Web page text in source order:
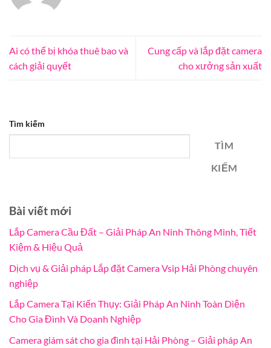
Ai có thể bị khóa thuê bao và
cách giải quyết
Cung cấp và lắp đặt camera
cho xưởng sản xuất
Tìm kiếm
TÌM
KIẾM
Bài viết mới
Lắp Camera Cầu Đất – Giải Pháp An Ninh Thông Minh, Tiết
Kiệm & Hiệu Quả
Dịch vụ & Giải pháp Lắp đặt Camera Vsip Hải Phòng chuyên
nghiệp
Lắp Camera Tại Kiến Thụy: Giải Pháp An Ninh Toàn Diện
Cho Gia Đình Và Doanh Nghiệp
Camera giám sát cho gia đình tại Hải Phòng – Giải pháp An